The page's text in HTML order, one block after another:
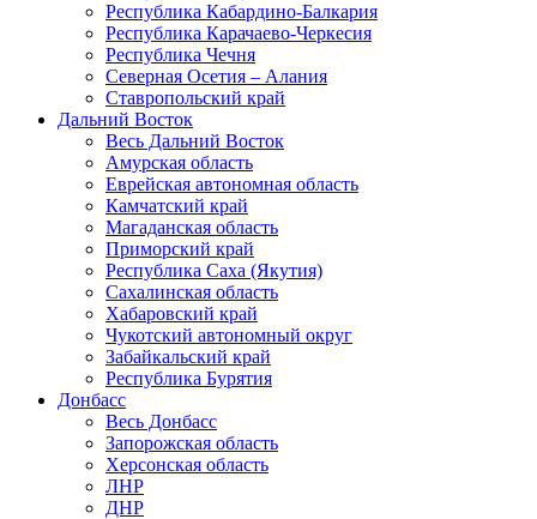
Республика Кабардино-Балкария
Республика Карачаево-Черкесия
Республика Чечня
Северная Осетия – Алания
Ставропольский край
Дальний Восток
Весь Дальний Восток
Амурская область
Еврейская автономная область
Камчатский край
Магаданская область
Приморский край
Республика Саха (Якутия)
Сахалинская область
Хабаровский край
Чукотский автономный округ
Забайкальский край
Республика Бурятия
Донбасс
Весь Донбасс
Запорожская область
Херсонская область
ЛНР
ДНР